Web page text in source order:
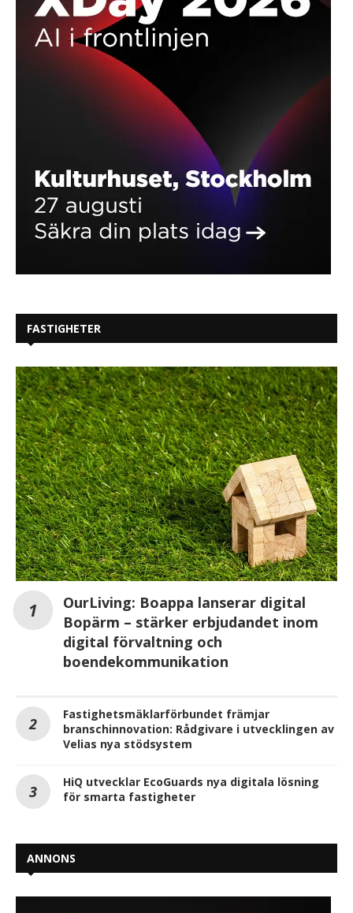
FASTIGHETER
OurLiving: Boappa lanserar digital
Bopärm – stärker erbjudandet inom
digital förvaltning och
boendekommunikation
Fastighetsmäklarförbundet främjar
branschinnovation: Rådgivare i utvecklingen av
Velias nya stödsystem
HiQ utvecklar EcoGuards nya digitala lösning
för smarta fastigheter
ANNONS